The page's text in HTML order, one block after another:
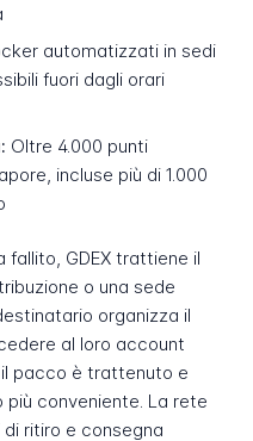
automatizzati in sedi
fuori dagli orari
Oltre 4.000 punti
incluse più di 1.000
GDEX trattiene il
o una sede
organizza il
al loro account
il pacco è trattenuto e
conveniente. La rete
ritiro e consegna